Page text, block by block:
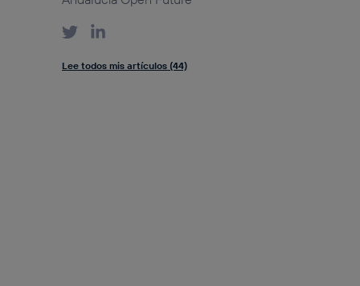
Lee todos mis artículos (44)